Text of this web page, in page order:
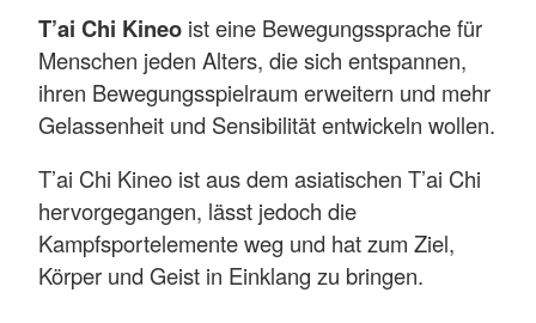
T’ai Chi Kineo ist eine Bewegungssprache für
Menschen jeden Alters, die sich entspannen,
ihren Bewegungsspielraum erweitern und mehr
Gelassenheit und Sensibilität entwickeln wollen.
T’ai Chi Kineo ist aus dem asiatischen T’ai Chi
hervorgegangen, lässt jedoch die
Kampfsportelemente weg und hat zum Ziel,
Körper und Geist in Einklang zu bringen.